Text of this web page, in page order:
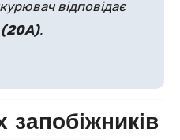
відповідає
.